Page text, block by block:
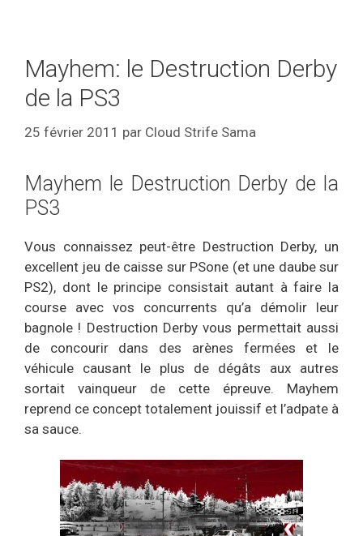
Mayhem: le Destruction Derby
de la PS3
25 février 2011 par Cloud Strife Sama
Mayhem le Destruction Derby de la
PS3
Vous connaissez peut-être Destruction Derby, un
excellent jeu de caisse sur PSone (et une daube sur
PS2), dont le principe consistait autant à faire la
course avec vos concurrents qu’a démolir leur
bagnole ! Destruction Derby vous permettait aussi
de concourir dans des arènes fermées et le
véhicule causant le plus de dégâts aux autres
sortait vainqueur de cette épreuve. Mayhem
reprend ce concept totalement jouissif et l’adpate à
sa sauce.